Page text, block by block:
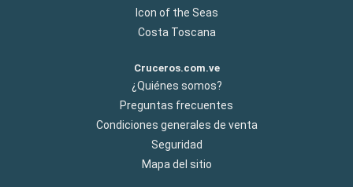
Icon of the Seas
Costa Toscana
Cruceros.com.ve
¿Quiénes somos?
Preguntas frecuentes
Condiciones generales de venta
Seguridad
Mapa del sitio